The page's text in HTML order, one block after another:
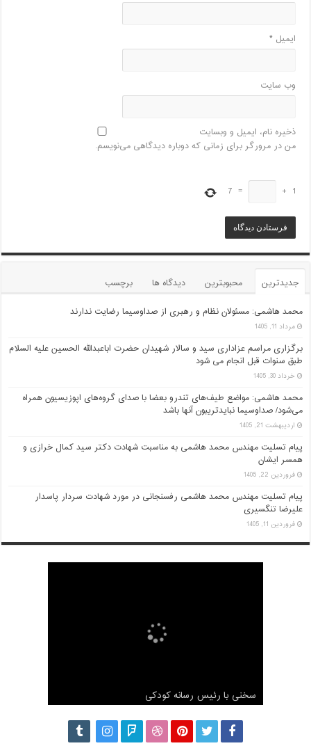
ایمیل *
وب‌ سایت
ذخیره نام، ایمیل و وبسایت
من در مرورگر برای زمانی که دوباره دیدگاهی می‌نویسم.
1
+
=
7
جدیدترین محبوبترین دیدگاه ها برچسب
محمد هاشمی: مسئولان نظام و رهبری از صداوسیما رضایت ندارند
مرداد 11, 1405
برگزاری مراسم عزاداری سید و سالار شهیدان حضرت اباعبدالله الحسین علیه السلام
طبق سنوات قبل انجام می شود
خرداد 30, 1405
محمد هاشمی: مواضع طیف‌های تندرو بعضا با صدای گروه‌های اپوزیسیون همراه
می‌شود/ صداوسیما نبایدتریبون آنها باشد
اردیبهشت 21, 1405
پیام تسلیت مهندس محمد هاشمی به مناسبت شهادت دکتر سید کمال خرازی و
همسر ایشان
فروردین 22, 1405
پیام تسلیت مهندس محمد هاشمی رفسنجانی در مورد شهادت سردار پاسدار
علیرضا تنگسیری
فروردین 11, 1405
مصاحبه با محمد هاشمی برنامه دست خط
سخنی با رئیس رسانه کودکی
ناگفته های محمد هاشمی درباره آیت الله هاشمی
هاشمی رفسنجانی
گزارش کامل ثبت نام محمد هاشمی رفسنجانی